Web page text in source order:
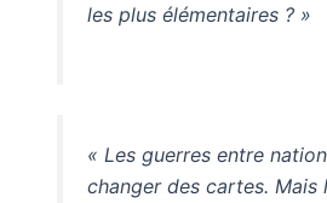
les plus élémentaires ? »
« Les guerres entre
changer des cartes. Mais